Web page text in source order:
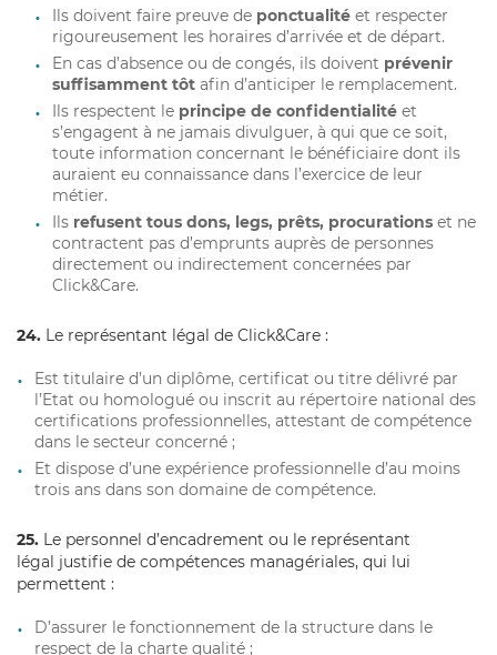
Ils doivent faire preuve de ponctualité et respecter
rigoureusement les horaires d’arrivée et de départ.
En cas d’absence ou de congés, ils doivent prévenir
suffisamment tôt afin d’anticiper le remplacement.
Ils respectent le principe de confidentialité et
s’engagent à ne jamais divulguer, à qui que ce soit,
toute information concernant le bénéficiaire dont ils
auraient eu connaissance dans l’exercice de leur
métier.
Ils refusent tous dons, legs, prêts, procurations et ne
contractent pas d’emprunts auprès de personnes
directement ou indirectement concernées par
Click&Care.
24. Le représentant légal de Click&Care :
Est titulaire d’un diplôme, certificat ou titre délivré par
l’Etat ou homologué ou inscrit au répertoire national des
certifications professionnelles, attestant de compétence
dans le secteur concerné ;
Et dispose d’une expérience professionnelle d’au moins
trois ans dans son domaine de compétence.
25. Le personnel d’encadrement ou le représentant
légal justifie de compétences managériales, qui lui
permettent :
D’assurer le fonctionnement de la structure dans le
respect de la charte qualité ;